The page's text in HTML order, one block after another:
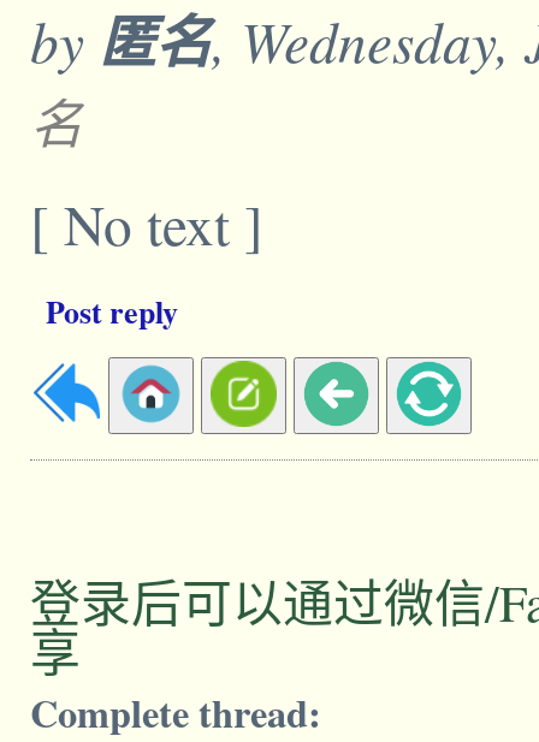
by 匿名,
名
[ No text ]
Post reply
登录后可以通过微信/
享
Complete thread: